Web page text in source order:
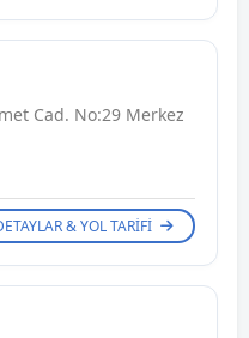
Cad. No:29 Merkez
& YOL TARIFI